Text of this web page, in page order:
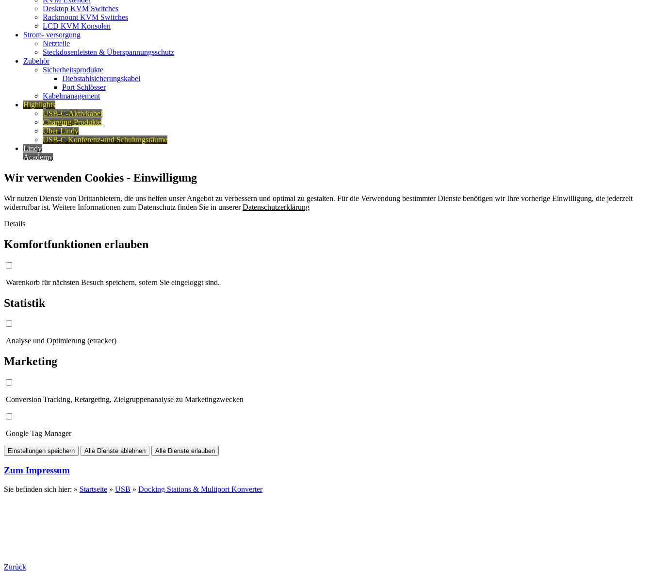
Desktop KVM Switches
Rackmount KVM Switches
LCD KVM Konsolen
Strom- versorgung
Netzteile
Steckdosenleisten & Überspannungsschutz
Zubehör
Sicherheitsprodukte
Diebstahlsicherungskabel
Port Schlösser
Kabelmanagement
Highlights
USB-C-Aktivkabel
Charging-Produkte
Über Lindy
USB-C Konferenz-und Schulungsräume
Lindy
Academy
Wir verwenden Cookies - Einwilligung
Wir nutzen Dienste von Drittanbietern, die uns helfen unser Angebot zu verbessern und optimal zu gestalten. Für die Verwendung bestimmter Dienste benötigen wir Ihre vorherige Einwilligung, die jederzeit
widerrufbar ist. Weitere Informationen zum Datenschutz finden Sie in unsererDatenschutzerklärung
Details
Komfortfunktionen erlauben
Warenkorb für nächsten Besuch speichern, sofern Sie eingeloggt sind.
Statistik
Analyse und Optimierung (etracker)
Marketing
Conversion Tracking, Retargeting, Zielgruppenanalyse zu Marketingzwecken
Google Tag Manager
Einstellungen speichern Alle Dienste ablehnen Alle Dienste erlauben
Zum Impressum
Sie befinden sich hier: » Startseite » USB » Docking Stations & Multiport Konverter
Zurück